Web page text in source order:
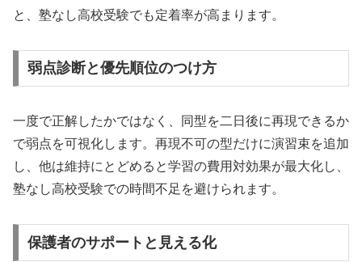
と、塾なし高校受験でも定着率が高まります。
弱点診断と優先順位のつけ方
一度で正解したかではなく、同型を二日後に再現できるか
で弱点を可視化します。再現不可の型だけに演習束を追加
し、他は維持にとどめると学習の費用対効果が最大化し、
塾なし高校受験での時間不足を避けられます。
保護者のサポートと見える化